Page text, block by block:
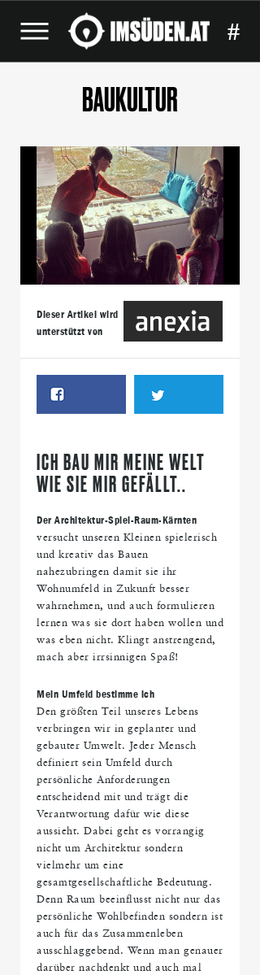
#
BAUKULTUR
Dieser Artikel wird
unterstützt von
ICH BAU MIR MEINE WELT
WIE SIE MIR GEFÄLLT..
Der Architektur-Spiel-Raum-Kärnten
versucht unseren Kleinen spielerisch
und kreativ das Bauen
nahezubringen damit sie ihr
Wohnumfeld in Zukunft besser
wahrnehmen, und auch formulieren
lernen was sie dort haben wollen und
was eben nicht. Klingt anstrengend,
mach aber irrsinnigen Spaß!
Mein Umfeld bestimme ich
Den größten Teil unseres Lebens
verbringen wir in geplanter und
gebauter Umwelt. Jeder Mensch
definiert sein Umfeld durch
persönliche Anforderungen
entscheidend mit und trägt die
Verantwortung dafür wie diese
aussieht. Dabei geht es vorrangig
nicht um Architektur sondern
vielmehr um eine
gesamtgesellschaftliche Bedeutung.
Denn Raum beeinflusst nicht nur das
persönliche Wohlbefinden sondern ist
auch für das Zusammenleben
ausschlaggebend. Wenn man genauer
darüber nachdenkt und auch mal